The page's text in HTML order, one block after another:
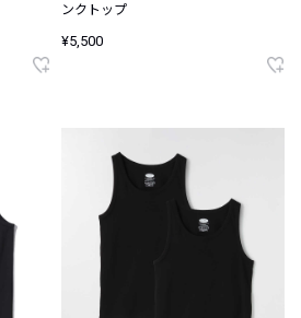
ンクトップ
¥5,500